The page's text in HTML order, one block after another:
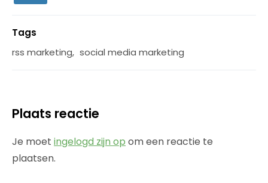
Tags
rss marketing, social media marketing
Plaats reactie
Je moet ingelogd zijn op om een reactie te
plaatsen.